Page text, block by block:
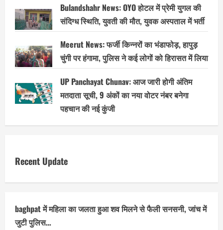
Bulandshahr News: OYO होटल में प्रेमी युगल की
संदिग्ध स्थिति, युवती की मौत, युवक अस्पताल में भर्ती
Meerut News: फर्जी किन्नरों का भंडाफोड़, हापुड़
चुंगी पर हंगामा, पुलिस ने कई लोगों को हिरासत में लिया
UP Panchayat Chunav: आज जारी होगी अंतिम
मतदाता सूची, 9 अंकों का नया वोटर नंबर बनेगा
पहचान की नई कुंजी
Recent Update
baghpat में महिला का जलता हुआ शव मिलने से फैली सनसनी, जांच में
जुटी पुलिस…